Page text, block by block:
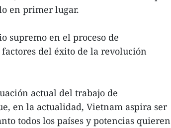
en primer lugar.
supremo en el proceso de
del éxito de la revolución
actual del trabajo de
en la actualidad, Vietnam aspira ser
todos los países y potencias quieren